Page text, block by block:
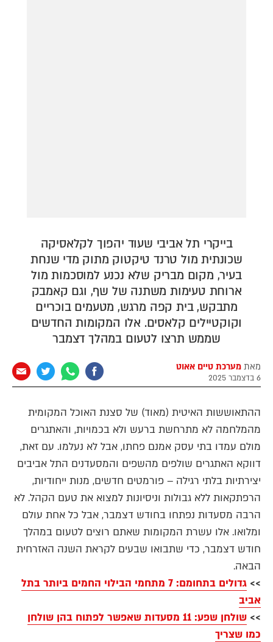
בייקרי תל אביבי שעוד יהפוך לקלאסיקה
שכונתית מול טרנד טיקטוק מתוק מדי שנחת
בעיר, מקום מבריק שלא נכנע למוסכמות מול
ארוחת טעימות משתנה של שף, וגם קאמבק
מתבקש, בית קפה מרגש, מטעמים בוכריים
וקוקטיילים קלאסים. אלו המקומות החדשים
שממש תרצו לטעום במהלך דצמבר
מאת מערכת טיים אאוט
6 בדצמבר 2025
ההתאוששות האיטית (מאוד) של סצנת האוכל המקומית
מהמלחמה לא מתרחשת ברעש ולא בכמויות, והאתגרים
מולם עמדו בתי עסק אמנם פחתו, אבל לא נעלמו. עם זאת,
דווקא האתגרים שולפים מהשפים והמסעדנים התל אביבים
יצירתיות בלתי רגילה – פורמטים חדשים, מנות ייחודיות,
הרפתקאות ללא גבולות וניסיונות למצוא את טעם הקהל. לא
הרבה מסעדות נפתחו בחודש דצמבר, אבל כל אחת עולם
ומלואו. אלו עשרת המקומות שאתם רוצים לטעום במהלך
חודש דצמבר, כדי שתבואו שבעים לקראת השנה האזרחית
הבאה.
>>
גדולים בתחומם: 7 מתחמי הבילוי החמים ביותר בתל
אביב
>>
שולחן שפע: 11 מסעדות שאפשר לפתוח בהן שולחן
כמו שצריך